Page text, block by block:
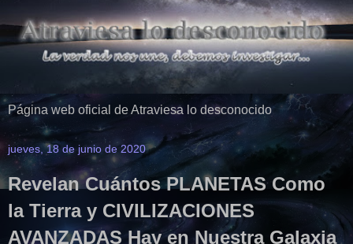
Página web oficial de Atraviesa lo desconocido
jueves, 18 de junio de 2020
Revelan Cuántos PLANETAS Como
la Tierra y CIVILIZACIONES
AVANZADAS Hay en Nuestra Galaxia